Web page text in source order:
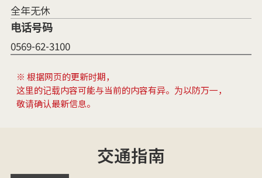
全年无休
电话号码
0569-62-3100
※ 根据网页的更新时期，
这里的记载内容可能与当前的内容有异。为以防万一，
敬请确认最新信息。
交通指南